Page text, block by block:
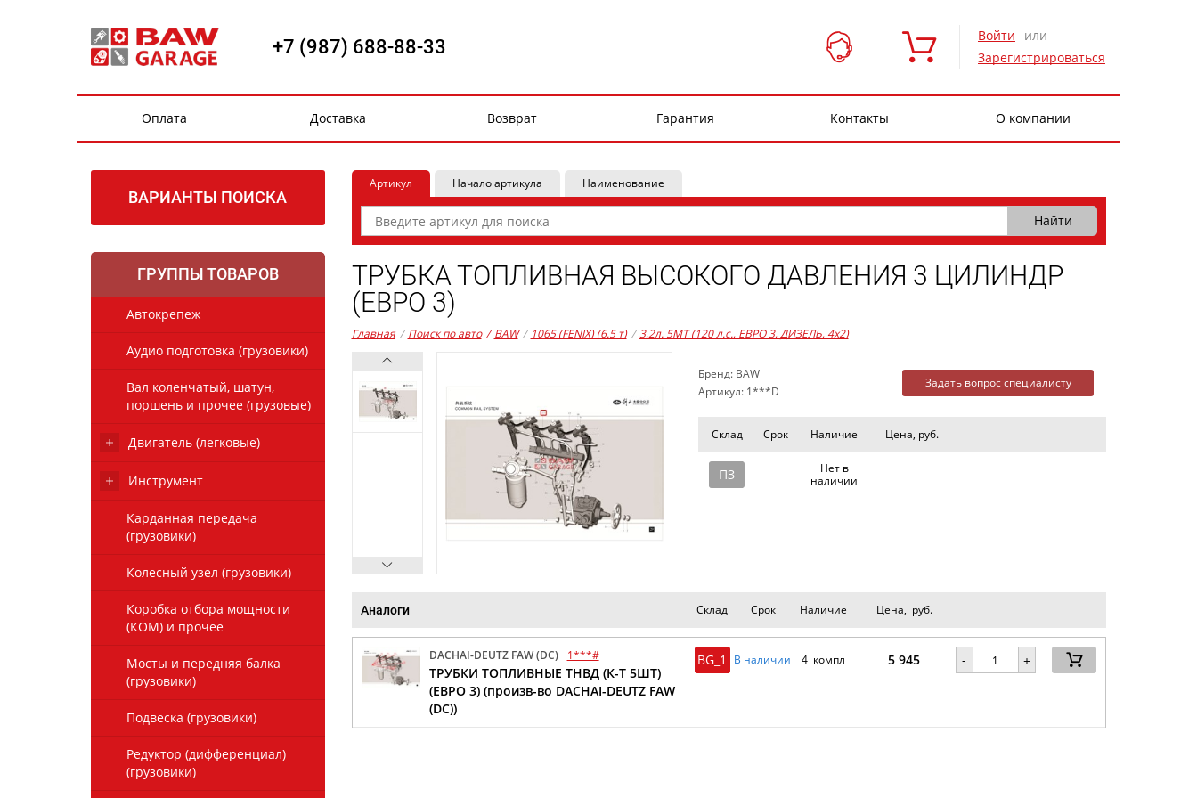
+7 (987) 688-88-33 Войти
или
Зарегистрироваться
Оплата Доставка Возврат Гарантия Контакты О компании
ВАРИАНТЫ ПОИСКА
ГРУППЫ ТОВАРОВ
Автокрепеж
Аудио подготовка (грузовики)
Вал коленчатый, шатун,
поршень и прочее (грузовые)
Двигатель (легковые)
Инструмент
Карданная передача
(грузовики)
Колесный узел (грузовики)
Коробка отбора мощности
(КОМ) и прочее
Мосты и передняя балка
(грузовики)
Подвеска (грузовики)
Редуктор (дифференциал)
(грузовики)
Артикул Начало артикула Наименование
ТРУБКА ТОПЛИВНАЯ ВЫСОКОГО ДАВЛЕНИЯ 3 ЦИЛИНДР
(ЕВРО 3)
Главная / Поиск по авто / BAW / 1065 (FENIX) (6.5 т) / 3,2л. 5MT (120 л.с., ЕВРО 3, ДИЗЕЛЬ, 4x2)
Бренд: BAW
Артикул: 1***D
Задать вопрос специалисту
Склад Срок Наличие Цена, руб.
ПЗ
Нет в
наличии
Аналоги Склад Срок Наличие Цена, руб.
DACHAI-DEUTZ FAW (DC) 1***#
ТРУБКИ ТОПЛИВНЫЕ ТНВД (К-Т 5ШТ)
(ЕВРО 3) (произв-во DACHAI-DEUTZ FAW
(DC))
BG_1 В наличии 4 компл 5 945 - +